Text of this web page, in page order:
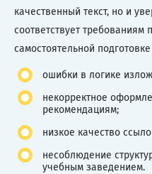
качественный текст, но и
соответствует требованиям
самостоятельной
ошибки в логике
некорректное
рекомендациям;
низкое качество
несоблюдение
учебным заведением.